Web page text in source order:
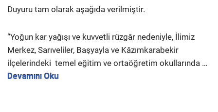
Duyuru tam olarak aşağıda verilmiştir.
“Yoğun kar yağışı ve kuvvetli rüzgâr nedeniyle, İlimiz
Merkez, Sarıveliler, Başyayla ve Kâzımkarabekir
ilçelerindeki temel eğitim ve ortaöğretim okullarında …
Devamını Oku